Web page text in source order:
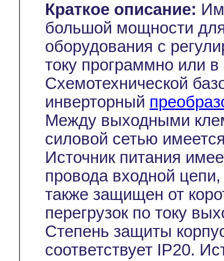
Краткое описание:
большой мощности
оборудования с
току программно или
Схемотехнической
инверторный
Между выходными
силовой сетью
Источник питания
провода входной
также защищен от
перегрузок по току
Степень защиты
соответствует IP20.